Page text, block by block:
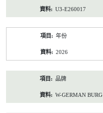
U3-E260017
年份
2026
品牌
W-GERMAN BURG